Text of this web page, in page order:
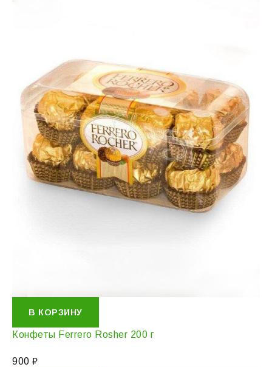
В КОРЗИНУ
Конфеты Ferrero Rosher 200 г
900 ₽